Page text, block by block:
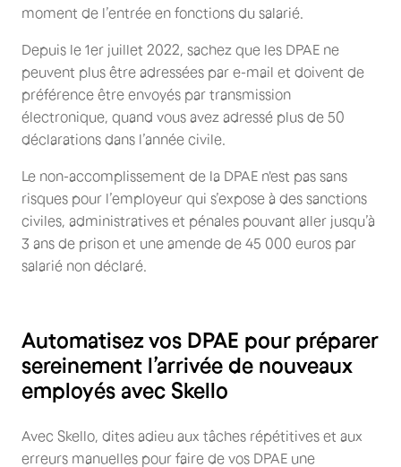
moment de l’entrée en fonctions du salarié.
Depuis le 1er juillet 2022, sachez que les DPAE ne
peuvent plus être adressées par e-mail et doivent de
préférence être envoyés par transmission
électronique, quand vous avez adressé plus de 50
déclarations dans l’année civile.
Le non-accomplissement de la DPAE n'est pas sans
risques pour l’employeur qui s’expose à des sanctions
civiles, administratives et pénales pouvant aller jusqu’à
3 ans de prison et une amende de 45 000 euros par
salarié non déclaré.
Automatisez vos DPAE pour préparer
sereinement l’arrivée de nouveaux
employés avec Skello
Avec Skello, dites adieu aux tâches répétitives et aux
erreurs manuelles pour faire de vos DPAE une